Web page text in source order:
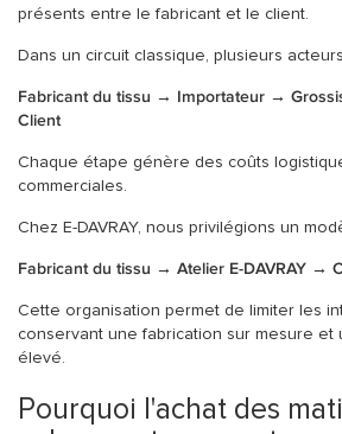
présents entre le fabricant et le client.
Dans un circuit classique, plusieurs
Fabricant du tissu → Importateur →
Client
Chaque étape génère des coûts
commerciales.
Chez E-DAVRAY, nous privilégions un
Fabricant du tissu → Atelier E-DAVRAY →
Cette organisation permet de limiter les
conservant une fabrication sur mesure et
élevé.
Pourquoi l'achat des